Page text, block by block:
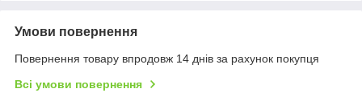
Умови повернення
Повернення товару впродовж 14 днів за рахунок покупця
Всі умови повернення